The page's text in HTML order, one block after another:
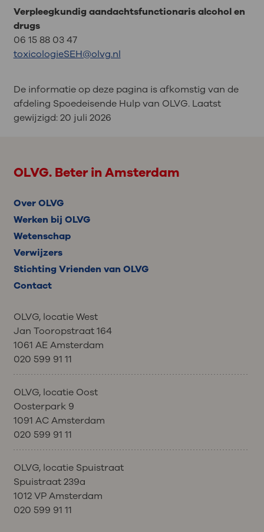
Verpleegkundig aandachtsfunctionaris alcohol en
drugs
06 15 88 03 47
toxicologieSEH@olvg.nl
De informatie op deze pagina is afkomstig van de
afdeling Spoedeisende Hulp van OLVG. Laatst
gewijzigd:20 juli 2026
OLVG. Beter in Amsterdam
Over OLVG
Werken bij OLVG
Wetenschap
Verwijzers
Stichting Vrienden van OLVG
Contact
OLVG, locatie West
Jan Tooropstraat 164
1061 AE Amsterdam
020 599 91 11
OLVG, locatie Oost
Oosterpark 9
1091 AC Amsterdam
020 599 91 11
OLVG, locatie Spuistraat
Spuistraat 239a
1012 VP Amsterdam
020 599 91 11